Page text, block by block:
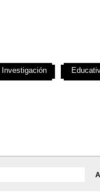
Investigación